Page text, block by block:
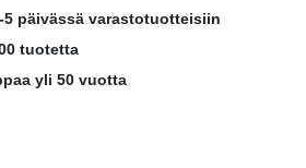
5 päivässä varastotuotteisiin
tuotetta
yli 50 vuotta